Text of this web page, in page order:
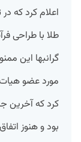
اعلام کرد که
طلا با طراحی
گرانبها این
مورد عضو
کرد که آخرین
بود و هنوز